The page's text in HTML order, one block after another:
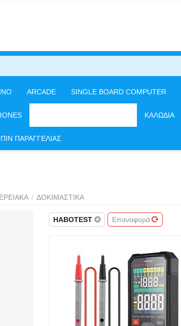
ARCADE SINGLE BOARD COMPUTER
ΚΑΛΩΔΙΑ
ΠΑΡΑΓΓΕΛΙΑΣ
/ ΔΟΚΙΜΑΣΤΙΚΑ
HABOTEST Επαναφορά